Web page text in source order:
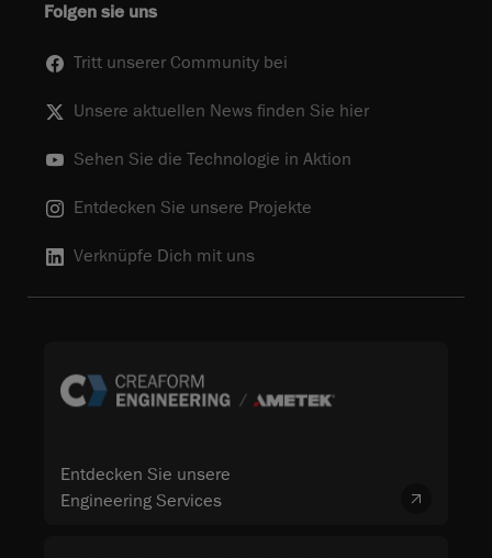
Folgen sie uns
Tritt unserer Community bei
Unsere aktuellen News finden Sie hier
Sehen Sie die Technologie in Aktion
Entdecken Sie unsere Projekte
Verknüpfe Dich mit uns
Entdecken Sie unsere
Engineering Services